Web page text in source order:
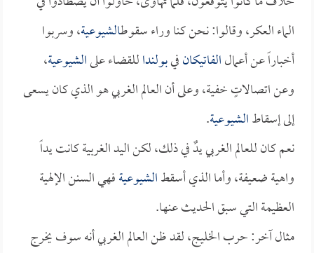
الماء العكر، وقالوا: نحن كنا وراء سقوطالشيوعية، وسربوا
أخباراً عن أعمالالفاتيكانفيبولنداللقضاء علىالشيوعية،
وعن اتصالاتٍ خفية، وعلى أن العالم الغربي هو الذي كان يسعى
إلى إسقاطالشيوعية.
نعم كان للعالم الغربي يدٌ في ذلك، لكن اليد الغربية كانت يداً
واهية ضعيفة، وأما الذي أسقطالشيوعيةفهي السنن الإلهية
العظيمة التي سبق الحديث عنها.
مثال آخر: حرب الخليج، لقد ظن العالم الغربي أنه سوف يخرج